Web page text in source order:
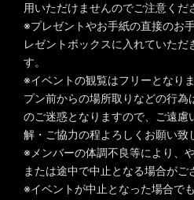
用いただけませんのでご注意くだ
※プレゼントやお手紙の直接のお
レゼントボックスに入れていただ
す。
※イベントの観覧はフリーとなり
プン前からの場所取りなどの行為
のご迷惑となりますので、ご遠慮
解・ご協力の程よろしくお願い致
※メンバーの体調不良等により、
または途中で中止となる場合がご
※イベントが中止となった場合で